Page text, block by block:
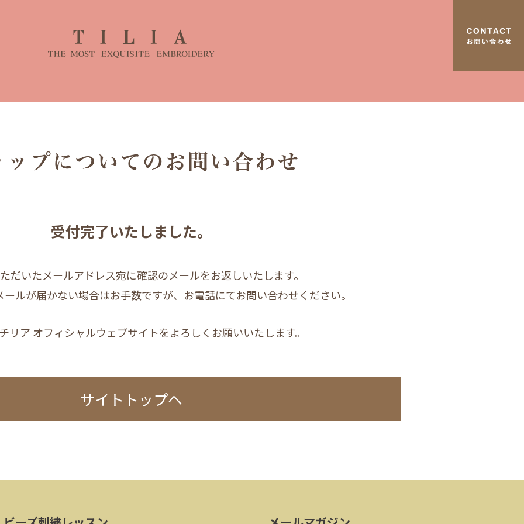
受付完了いたしました。
だいたメールアドレス宛に確認のメールをお返しいたします。
ルが届かない場合はお手数ですが、お電話にてお問い合わせください。
リア オフィシャルウェブサイトをよろしくお願いいたします。
サイトトップへ